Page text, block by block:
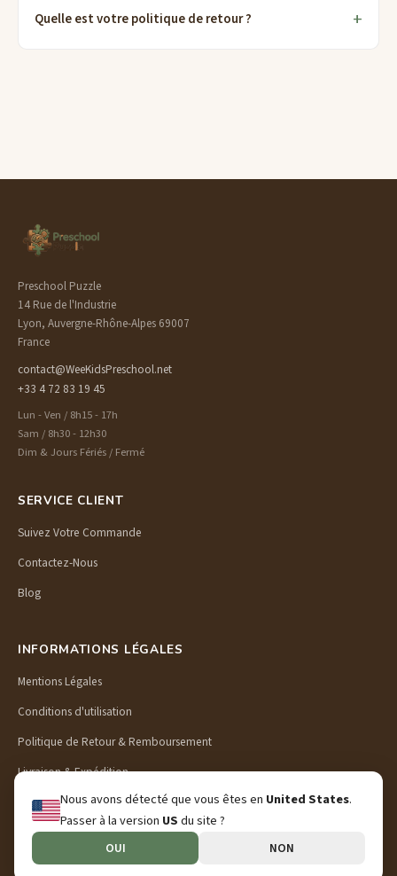
Nous avons détecté que vous êtes en United States.
Passer à la version USdu site ?
OUI NON
Quelle est votre politique de retour ?
Preschool Puzzle
14 Rue de l'Industrie
Lyon, Auvergne-Rhône-Alpes 69007
France
contact@WeeKidsPreschool.net
+33 4 72 83 19 45
Lun - Ven / 8h15 - 17h
Sam / 8h30 - 12h30
Dim & Jours Fériés / Fermé
SERVICE CLIENT
Suivez Votre Commande
Contactez-Nous
Blog
INFORMATIONS LÉGALES
Mentions Légales
Conditions d'utilisation
Politique de Retour & Remboursement
Livraison & Expédition
Politique de Confidentialité